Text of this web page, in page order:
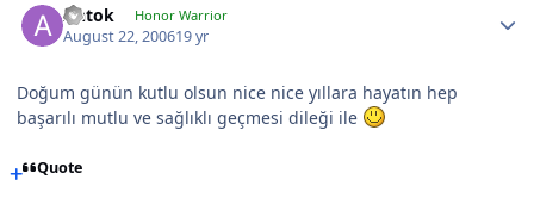
Antok Honor Warrior
August 22, 200619 yr
Doğum günün kutlu olsun nice nice yıllara hayatın hep
başarılı mutlu ve sağlıklı geçmesi dileği ile
Quote